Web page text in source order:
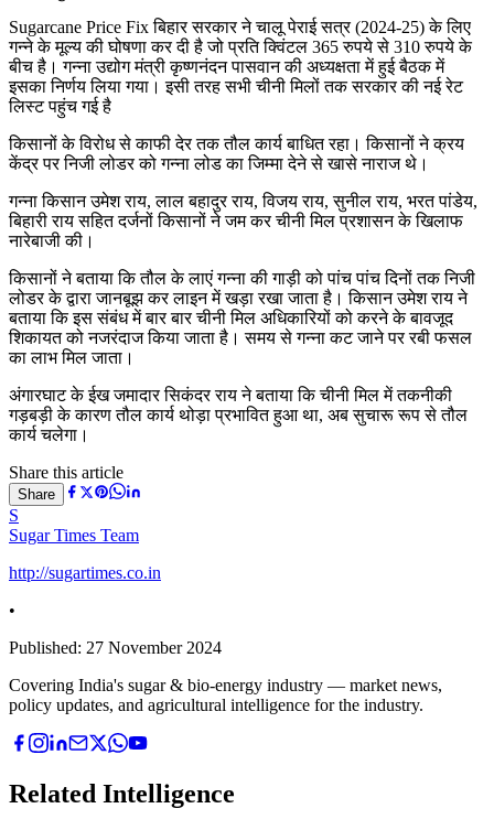
Sugarcane Price Fix बिहार सरकार ने चालू पेराई सत्र (2024-25) के लिए
गन्ने के मूल्य की घोषणा कर दी है जो प्रति क्विंटल 365 रुपये से 310 रुपये के
बीच है। गन्ना उद्योग मंत्री कृष्णनंदन पासवान की अध्यक्षता में हुई बैठक में
इसका निर्णय लिया गया। इसी तरह सभी चीनी मिलों तक सरकार की नई रेट
लिस्ट पहुंच गई है
किसानों के विरोध से काफी देर तक तौल कार्य बाधित रहा। किसानों ने क्रय
केंद्र पर निजी लोडर को गन्ना लोड का जिम्मा देने से खासे नाराज थे।
गन्ना किसान उमेश राय, लाल बहादुर राय, विजय राय, सुनील राय, भरत पांडेय,
बिहारी राय सहित दर्जनों किसानों ने जम कर चीनी मिल प्रशासन के खिलाफ
नारेबाजी की।
किसानों ने बताया कि तौल के लाएं गन्ना की गाड़ी को पांच पांच दिनों तक निजी
लोडर के द्वारा जानबूझ कर लाइन में खड़ा रखा जाता है। किसान उमेश राय ने
बताया कि इस संबंध में बार बार चीनी मिल अधिकारियों को करने के बावजूद
शिकायत को नजरंदाज किया जाता है। समय से गन्ना कट जाने पर रबी फसल
का लाभ मिल जाता।
अंगारघाट के ईख जमादार सिकंदर राय ने बताया कि चीनी मिल में तकनीकी
गड़बड़ी के कारण तौल कार्य थोड़ा प्रभावित हुआ था, अब सुचारू रूप से तौल
कार्य चलेगा।
Share this article
Share
S
Sugar Times Team
http://sugartimes.co.in
•
Published: 27 November 2024
Covering India's sugar & bio-energy industry — market news,
policy updates, and agricultural intelligence for the industry.
Related Intelligence